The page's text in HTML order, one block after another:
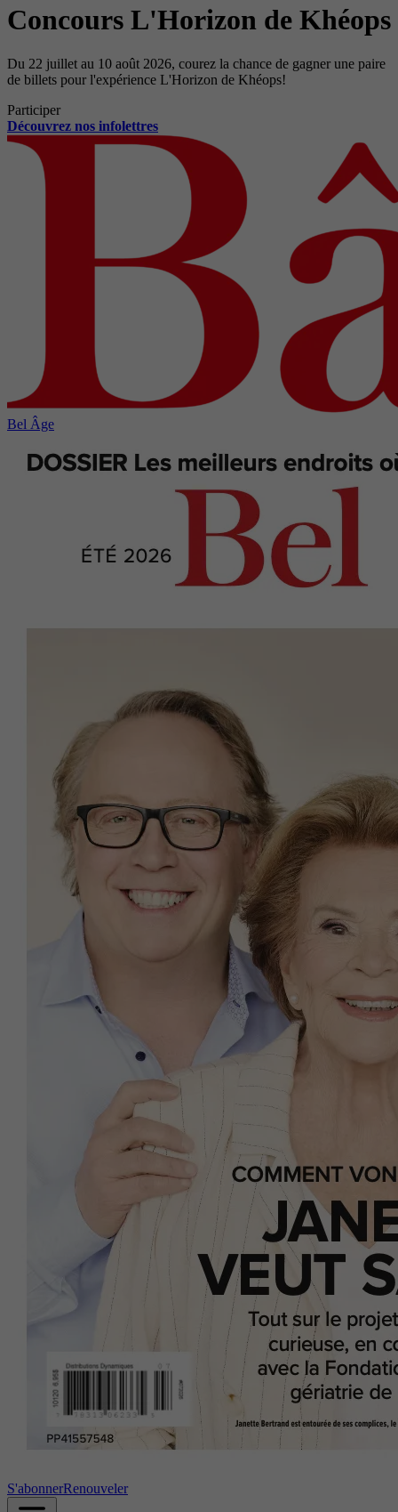
Concours L'Horizon de Khéops
Du 22 juillet au 10 août 2026, courez la chance de gagner une paire
de billets pour l'expérience L'Horizon de Khéops!
Participer
Découvrez nos infolettres
Bel Âge
S'abonnerRenouveler